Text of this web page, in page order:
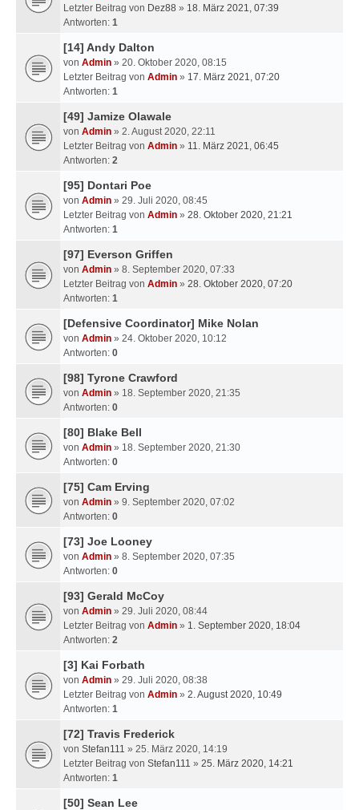
Letzter Beitrag von Dez88 » 18. März 2021, 07:39
Antworten: 1
[14] Andy Dalton
von Admin » 20. Oktober 2020, 08:15
Letzter Beitrag von Admin » 17. März 2021, 07:20
Antworten: 1
[49] Jamize Olawale
von Admin » 2. August 2020, 22:11
Letzter Beitrag von Admin » 11. März 2021, 06:45
Antworten: 2
[95] Dontari Poe
von Admin » 29. Juli 2020, 08:45
Letzter Beitrag von Admin » 28. Oktober 2020, 21:21
Antworten: 1
[97] Everson Griffen
von Admin » 8. September 2020, 07:33
Letzter Beitrag von Admin » 28. Oktober 2020, 07:20
Antworten: 1
[Defensive Coordinator] Mike Nolan
von Admin » 24. Oktober 2020, 10:12
Antworten: 0
[98] Tyrone Crawford
von Admin » 18. September 2020, 21:35
Antworten: 0
[80] Blake Bell
von Admin » 18. September 2020, 21:30
Antworten: 0
[75] Cam Erving
von Admin » 9. September 2020, 07:02
Antworten: 0
[73] Joe Looney
von Admin » 8. September 2020, 07:35
Antworten: 0
[93] Gerald McCoy
von Admin » 29. Juli 2020, 08:44
Letzter Beitrag von Admin » 1. September 2020, 18:04
Antworten: 2
[3] Kai Forbath
von Admin » 29. Juli 2020, 08:38
Letzter Beitrag von Admin » 2. August 2020, 10:49
Antworten: 1
[72] Travis Frederick
von Stefan111 » 25. März 2020, 14:19
Letzter Beitrag von Stefan111 » 25. März 2020, 14:21
Antworten: 1
[50] Sean Lee